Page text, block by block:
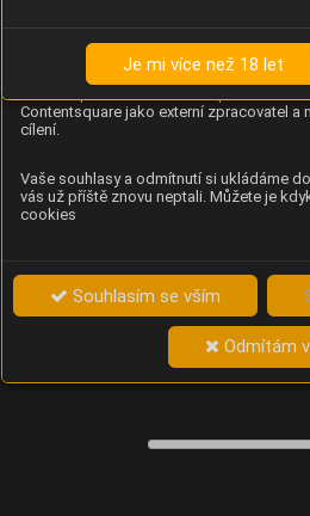
Analýza chování návštěvníků na webu
kliknutí, procházení stránek a heatmapy),
provozovateli e-shopu Betelné škopek
Contentsquare jako externí zpracovatel a
cílení.
Vaše souhlasy a odmítnutí si ukládáme
vás už příště znovu neptali. Můžete je
cookies
Souhlasím se vším
Odmítám
Je mi více než 18 let